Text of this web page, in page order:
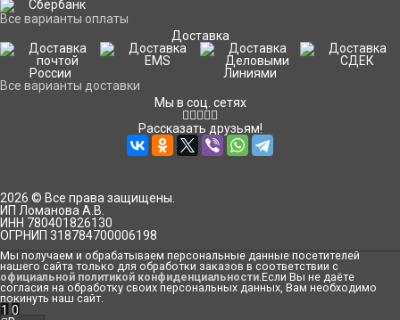
Все варианты оплаты
Доставка
Все варианты доставки
Мы в соц. сетях
Рассказать друзьям!
2026 © Все права защищены.
ИП Ломанова А.В.
ИНН 780401826130
ОГРНИП 318784700006198
Мы получаем и обрабатываем персональные данные посетителей
нашего сайта только для обработки заказов в соответствии с
официальной политикой конфиденциальности.Если Вы не даёте
согласия на обработку своих персональных данных, Вам необходимо
покинуть наш сайт.
1 0